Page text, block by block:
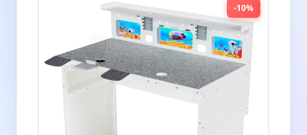
-10%